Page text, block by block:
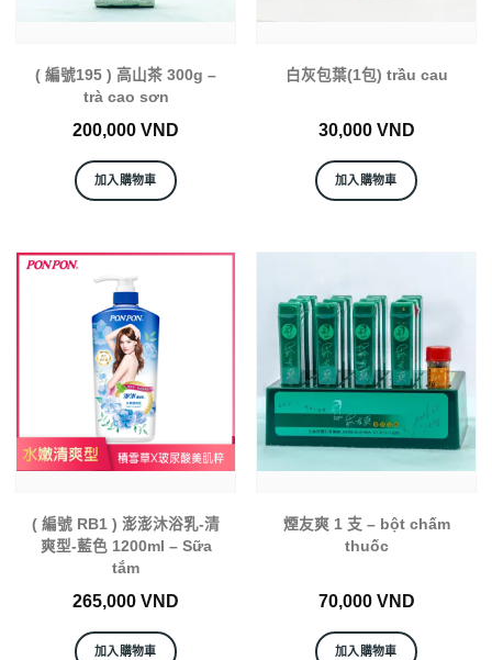
( 編號195 ) 高山茶 300g –
trà cao sơn
200,000 VND
加入購物車
白灰包葉(1包) trầu cau
30,000 VND
加入購物車
( 編號 RB1 ) 澎澎沐浴乳-清
爽型-藍色 1200ml – Sữa
tắm
265,000 VND
加入購物車
煙友爽 1 支 – bột chấm
thuốc
70,000 VND
加入購物車